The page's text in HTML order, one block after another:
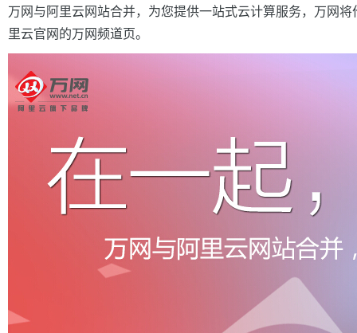
万网与阿里云网站合并，为您提供一站式云计算服务，万网
里云官网的万网频道页。